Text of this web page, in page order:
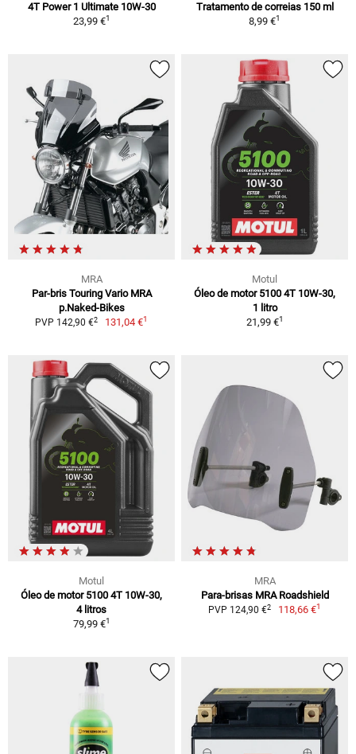
4T Power 1 Ultimate 10W-30
23,99 €1
Tratamento de correias 150 ml
8,99 €1
MRA
Par-bris Touring Vario MRA
p.Naked-Bikes
PVP 142,90 €2 131,04 €1
Motul
Óleo de motor 5100 4T 10W-30,
1 litro
21,99 €1
Motul
Óleo de motor 5100 4T 10W-30,
4 litros
79,99 €1
MRA
Para-brisas MRA Roadshield
PVP 124,90 €2 118,66 €1